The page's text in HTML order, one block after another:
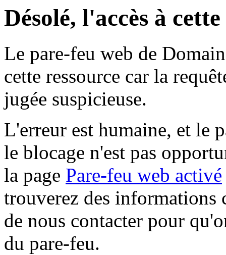
Désolé, l'accès à
Le pare-feu web de
cette ressource car la
jugée suspicieuse.
L'erreur est humaine, et le
le blocage n'est pas
la page Pare-feu web activé
trouverez des informations
de nous contacter pour
du pare-feu.